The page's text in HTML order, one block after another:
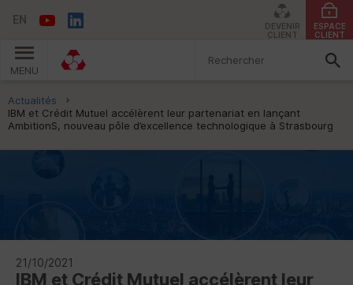
EN
DEVENIR
CLIENT
ESPACE
CLIENT
MENU
Vous êtes ici:
Actualités
IBM et Crédit Mutuel accélèrent leur partenariat en lançant
AmbitionS, nouveau pôle d’excellence technologique à Strasbourg
21/10/2021
IBM et Crédit Mutuel accélèrent leur